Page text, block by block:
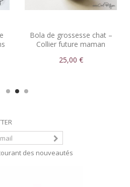
Bola de grossesse chat –
Collier future maman
25,00 €
des nouveautés